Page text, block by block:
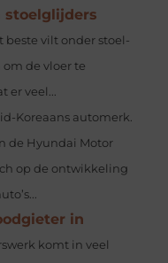
stoelglijders
beste vilt onder stoel-
de vloer te
er veel...
Koreaans automerk.
de Hyundai Motor
op de ontwikkeling
in
komt in veel